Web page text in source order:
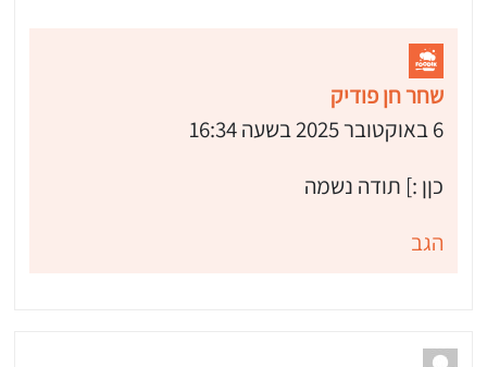
שחר חן פודיק
6 באוקטובר 2025 בשעה 16:34
כןן :] תודה נשמה
הגב